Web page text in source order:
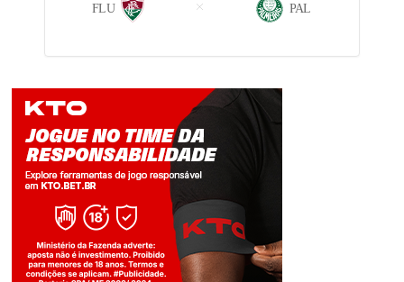
FLU PAL